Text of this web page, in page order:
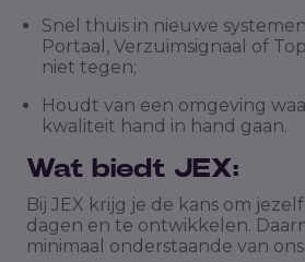
Snel thuis in nieuwe
Portaal, Verzuimsignaal of
niet tegen;
Houdt van een omgeving
kwaliteit hand in hand gaan.
Wat biedt JEX:
Bij JEX krijg je de kans om
dagen en te ontwikkelen.
minimaal onderstaande van